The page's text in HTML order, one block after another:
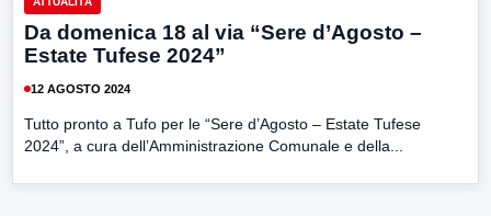
Da domenica 18 al via “Sere d’Agosto –
Estate Tufese 2024”
12 AGOSTO 2024
Tutto pronto a Tufo per le “Sere d’Agosto – Estate Tufese
2024”, a cura dell’Amministrazione Comunale e della...